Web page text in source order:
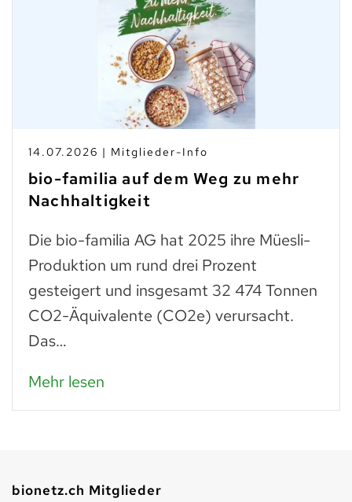
14.07.2026 | Mitglieder-Info
bio-familia auf dem Weg zu mehr
Nachhaltigkeit
Die bio-familia AG hat 2025 ihre Müesli-
Produktion um rund drei Prozent
gesteigert und insgesamt 32 474 Tonnen
CO2-Äquivalente (CO2e) verursacht.
Das…
Mehr lesen
bionetz.ch Mitglieder